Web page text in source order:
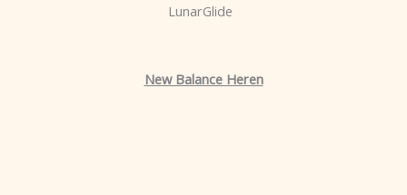
LunarGlide
New Balance Heren